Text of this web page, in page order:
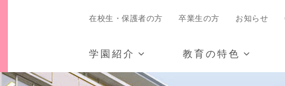
在校生・保護者の方 卒業生の方 お知らせ
学園紹介 教育の特色